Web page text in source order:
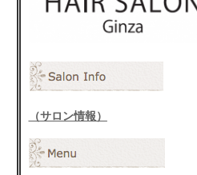
（サロン情報）